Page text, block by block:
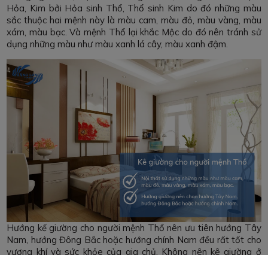
Hỏa, Kim bởi Hỏa sinh Thổ, Thổ sinh Kim do đó những màu
sắc thuộc hai mệnh này là màu cam, màu đỏ, màu vàng, màu
xám, màu bạc. Và mệnh Thổ lại khắc Mộc do đó nên tránh sử
dụng những màu như màu xanh lá cây, màu xanh đậm.
Hướng kế giường cho người mệnh Thổ nên ưu tiên hướng Tây
Nam, hướng Đông Bắc hoặc hướng chính Nam đều rất tốt cho
vượng khí và sức khỏe của gia chủ. Không nên kê giường ở